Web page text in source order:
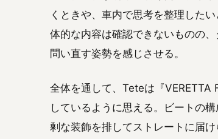
くときや、車内で思考を整理した
体的な内容は確認できないものの
問い直す姿勢を感じさせる。
全体を通して、Teteは『VERETTA
しているように思える。ビートの
剰な装飾を排してストレートに届